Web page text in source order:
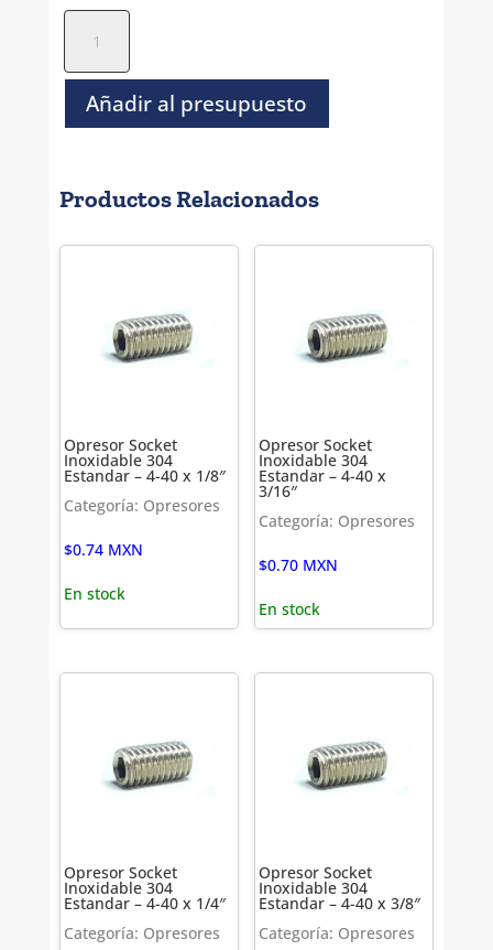
Socket
Negro
Metrico
-
16
Añadir al presupuesto
Productos Relacionados
Opresor Socket
Inoxidable 304
Estandar – 4-40 x 1/8″
Categoría: Opresores
$0.74 MXN
En stock
Opresor Socket
Inoxidable 304
Estandar – 4-40 x
3/16″
Categoría: Opresores
$0.70 MXN
En stock
Opresor Socket
Inoxidable 304
Estandar – 4-40 x 1/4″
Categoría: Opresores
Opresor Socket
Inoxidable 304
Estandar – 4-40 x 3/8″
Categoría: Opresores